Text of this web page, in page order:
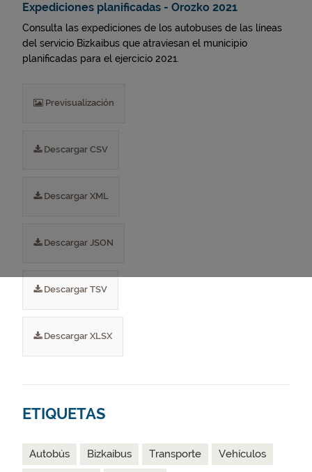
Expediciones planificadas - Orozko 2021
Consulta las expediciones de los autobuses de las líneas
del servicio Bizkaibus que atraviesan el municipio
planificadas para el ejercicio 2021.
Previsualización
Descargar CSV
Descargar XML
Descargar JSON
Descargar TSV
Descargar XLSX
ETIQUETAS
Autobús Bizkaibus Transporte
Vehículos